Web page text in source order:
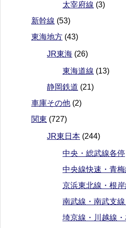
太宰府線 (3)
新幹線 (53)
東海地方 (43)
JR東海 (26)
東海道線 (13)
静岡鉄道 (21)
車庫その他 (2)
関東 (727)
JR東日本 (244)
中央・総武線各停
中央線快速・青
京浜東北線・根
南武線・南武支
埼京線・川越線